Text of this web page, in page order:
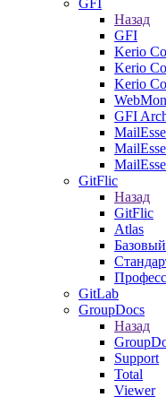
GFI
Назад
GFI
Kerio
Kerio
Kerio
GFI
GitFlic
Назад
GitFlic
Atlas
Базовый
GitLab
GroupDocs
Назад
Support
Total
Viewer